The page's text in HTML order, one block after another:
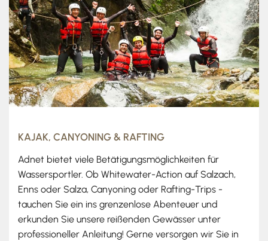
KAJAK, CANYONING & RAFTING
Adnet bietet viele Betätigungsmöglichkeiten für
Wassersportler. Ob Whitewater-Action auf Salzach,
Enns oder Salza, Canyoning oder Rafting-Trips -
tauchen Sie ein ins grenzenlose Abenteuer und
erkunden Sie unsere reißenden Gewässer unter
professioneller Anleitung! Gerne versorgen wir Sie in